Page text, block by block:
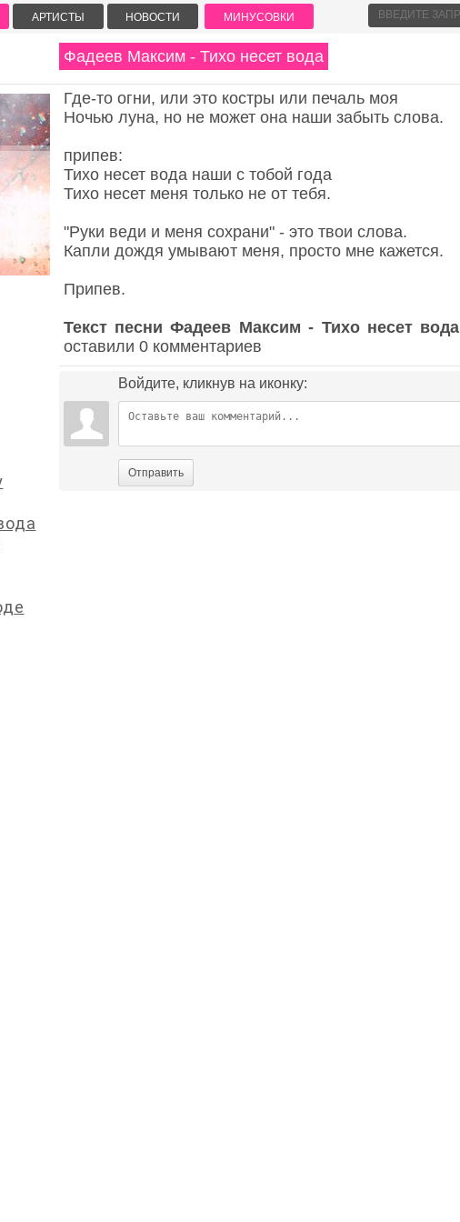
Фадеев Максим - Тихо несет вода
Где-то огни, или это костры или печаль моя
Ночью луна, но не может она наши забыть слова.
припев:
Тихо несет вода наши с тобой года
Тихо несет меня только не от тебя.
"Руки веди и меня сохрани" - это твои слова.
Капли дождя умывают меня, просто мне кажется.
Припев.
Текст песни Фадеев Максим - Тихо несет вода
оставили 0 комментариев
Войдите, кликнув на иконку:
Отправить
АРТИСТЫ НОВОСТИ МИНУСОВКИ